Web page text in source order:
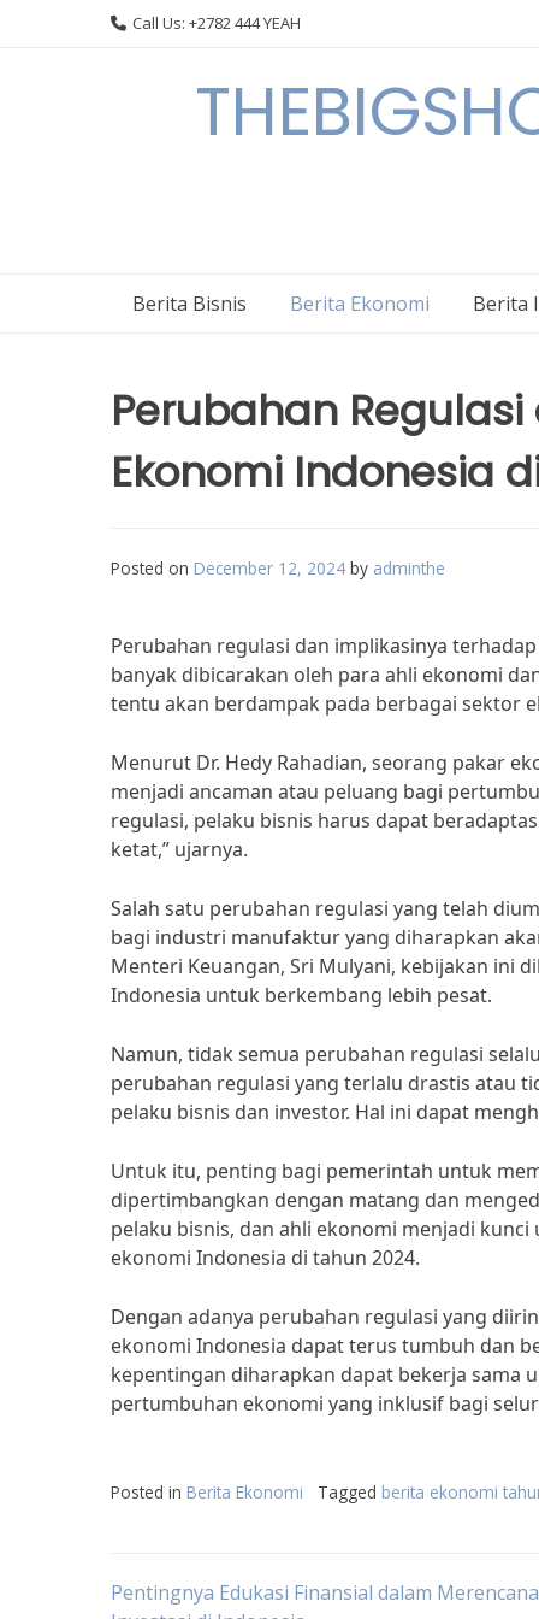
Call Us: +2782 444 YEAH
Berita Bisnis Berita Ekonomi Berita
Perubahan
Ekonomi Indonesia
Posted on December 12, 2024 by adminthe
Perubahan regulasi dan implikasinya
banyak dibicarakan oleh para ahli ekonomi
tentu akan berdampak pada berbagai sektor
Menurut Dr. Hedy Rahadian, seorang pakar
menjadi ancaman atau peluang bagi
regulasi, pelaku bisnis harus dapat
ketat,” ujarnya.
Salah satu perubahan regulasi yang telah
bagi industri manufaktur yang diharapkan
Menteri Keuangan, Sri Mulyani, kebijakan ini
Indonesia untuk berkembang lebih pesat.
Namun, tidak semua perubahan regulasi
perubahan regulasi yang terlalu drastis atau
pelaku bisnis dan investor. Hal ini dapat
Untuk itu, penting bagi pemerintah untuk
dipertimbangkan dengan matang dan
pelaku bisnis, dan ahli ekonomi menjadi
ekonomi Indonesia di tahun 2024.
Dengan adanya perubahan regulasi yang
ekonomi Indonesia dapat terus tumbuh dan
kepentingan diharapkan dapat bekerja sama
pertumbuhan ekonomi yang inklusif bagi
Posted in Berita Ekonomi Tagged berita ekonomi
Post
Pentingnya Edukasi Finansial dalam